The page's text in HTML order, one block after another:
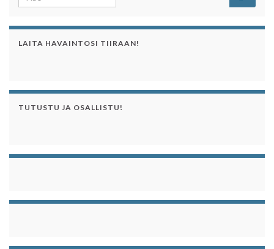
LAITA HAVAINTOSI TIIRAAN!
TUTUSTU JA OSALLISTU!